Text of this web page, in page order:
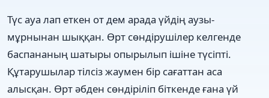
Түс ауа лап еткен от дем арада үйдің аузы-
мұрнынан шыққан. Өрт сөндірушілер келгенде
баспананың шатыры опырылып ішіне түсіпті.
Құтарушылар тілсіз жаумен бір сағаттан аса
алысқан. Өрт әбден сөндіріліп біткенде ғана үй